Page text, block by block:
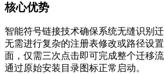
核心优势
智能符号链接技术确保系统无缝识别
无需进行复杂的注册表修改或路径设
面，仅需三次点击即可完成整个迁移
通过原始安装目录图标正常启动。